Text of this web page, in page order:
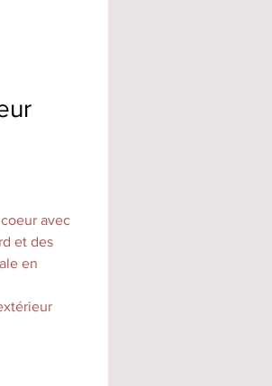
avec
et des
en